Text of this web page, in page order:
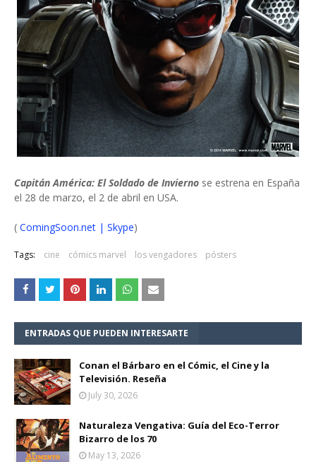
Capitán América: El Soldado de Invierno se estrena en España
el 28 de marzo, el 2 de abril en USA.
( ComingSoon.net | Skype)
Tags: cine cómics marvel los vengadores pósters
ENTRADAS QUE PUEDEN INTERESARTE
Conan el Bárbaro en el Cómic, el Cine y la
Televisión. Reseña
July 30, 2026
Naturaleza Vengativa: Guía del Eco-Terror
Bizarro de los 70
May 13, 2026